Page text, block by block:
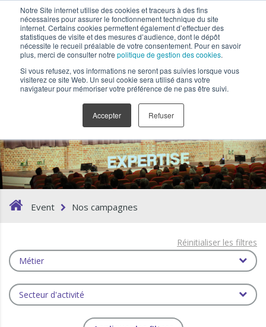
Notre Site internet utilise des cookies et traceurs à des fins
nécessaires pour assurer le fonctionnement technique du site
internet. Certains cookies permettent également d’effectuer des
statistiques de visite et des mesures d’audience, dont le dépôt
nécessite le recueil préalable de votre consentement. Pour en savoir
plus, merci de consulter notre politique de gestion des cookies.
Si vous refusez, vos informations ne seront pas suivies lorsque vous
visiterez ce site Web. Un seul cookie sera utilisé dans votre
navigateur pour mémoriser votre préférence de ne pas être suivi.
Accepter Refuser
Nos campagnes
Event Nos campagnes
Réinitialiser les filtres
Métier
Secteur d'activité